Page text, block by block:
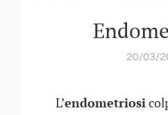
20/03/
L’endometriosi